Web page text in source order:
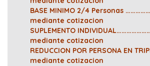
BASE MINIMO 2/4 Personas
mediante cotizacion
SUPLEMENTO
mediante cotizacion
REDUCCION POR PERSONA EN
mediante cotizacion